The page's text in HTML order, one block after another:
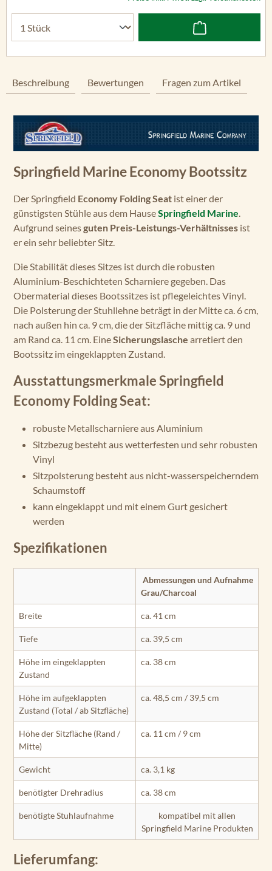
Beschreibung Bewertungen Fragen zum Artikel
Springfield Marine Economy Bootssitz
Der Springfield Economy Folding Seat ist einer der
günstigsten Stühle aus dem HauseSpringfield Marine.
Aufgrund seinesguten Preis-Leistungs-Verhältnisses ist
er ein sehr beliebter Sitz.
Die Stabilität dieses Sitzes ist durch die robusten
Aluminium-Beschichteten Scharniere gegeben. Das
Obermaterial dieses Bootssitzes ist pflegeleichtes Vinyl.
Die Polsterung der Stuhllehne beträgt in der Mitte ca. 6 cm,
nach außen hin ca. 9 cm, die der Sitzfläche mittig ca. 9 und
am Rand ca. 11 cm. EineSicherungslasche arretiert den
Bootssitz im eingeklappten Zustand.
Ausstattungsmerkmale Springfield
Economy Folding Seat:
robuste Metallscharniere aus Aluminium
Sitzbezug besteht aus wetterfesten und sehr robusten
Vinyl
Sitzpolsterung besteht aus nicht-wasserspeicherndem
Schaumstoff
kann eingeklappt und mit einem Gurt gesichert
werden
Spezifikationen
Abmessungen und Aufnahme
Grau/Charcoal
Breite ca. 41 cm
Tiefe ca. 39,5 cm
Höhe im eingeklappten
Zustand
ca. 38 cm
Höhe im aufgeklappten
Zustand (Total / ab Sitzfläche)
ca. 48,5 cm / 39,5 cm
Höhe der Sitzfläche (Rand /
Mitte)
ca. 11 cm / 9 cm
Gewicht ca. 3,1 kg
benötigter Drehradius ca. 38 cm
benötigte Stuhlaufnahme
kompatibel mit allen
Springfield Marine Produkten
Lieferumfang: